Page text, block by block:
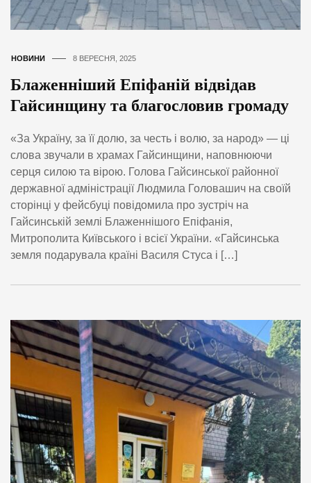
НОВИНИ 8 ВЕРЕСНЯ, 2025
Блаженніший Епіфаній відвідав
Гайсинщину та благословив громаду
«За Україну, за її долю, за честь і волю, за народ» — ці
слова звучали в храмах Гайсинщини, наповнюючи
серця силою та вірою. Голова Гайсинської районної
державної адміністрації Людмила Головашич на своїй
сторінці у фейсбуці повідомила про зустріч на
Гайсинській землі Блаженнішого Епіфанія,
Митрополита Київського і всієї України. «Гайсинська
земля подарувала країні Василя Стуса і […]